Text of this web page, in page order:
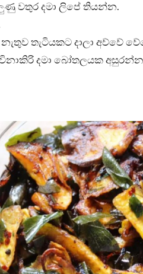
වතුර දමා ලිපේ තියන්න.
තැටියකට දාලා අව්වේ
දමා බෝතලයක